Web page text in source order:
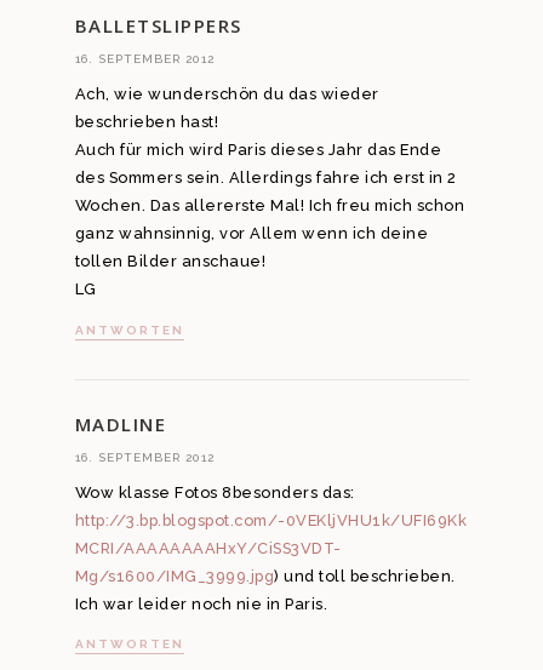
BALLETSLIPPERS
16. SEPTEMBER 2012
Ach, wie wunderschön du das wieder
beschrieben hast!
Auch für mich wird Paris dieses Jahr das Ende
des Sommers sein. Allerdings fahre ich erst in 2
Wochen. Das allererste Mal! Ich freu mich schon
ganz wahnsinnig, vor Allem wenn ich deine
tollen Bilder anschaue!
LG
ANTWORTEN
MADLINE
16. SEPTEMBER 2012
Wow klasse Fotos 8besonders das:
http://3.bp.blogspot.com/-0VEKljVHU1k/UFI69Kk
MCRI/AAAAAAAAHxY/CiSS3VDT-
Mg/s1600/IMG_3999.jpg) und toll beschrieben.
Ich war leider noch nie in Paris.
ANTWORTEN